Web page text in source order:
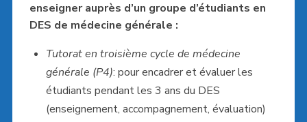
enseigner auprès d’un groupe d’étudiants en
DES de médecine générale :
Tutorat en troisième cycle de médecine
générale (P4): pour encadrer et évaluer les
étudiants pendant les 3 ans du DES
(enseignement, accompagnement, évaluation)